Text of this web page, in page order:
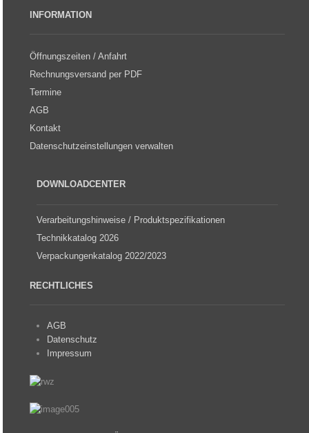
INFORMATION
Öffnungszeiten / Anfahrt
Rechnungsversand per PDF
Termine
AGB
Kontakt
Datenschutzeinstellungen verwalten
DOWNLOADCENTER
Verarbeitungshinweise / Produktspezifikationen
Technikkatalog 2026
Verpackungenkatalog 2022/2023
RECHTLICHES
AGB
Datenschutz
Impressum